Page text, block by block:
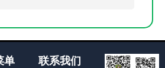
单 联系我们